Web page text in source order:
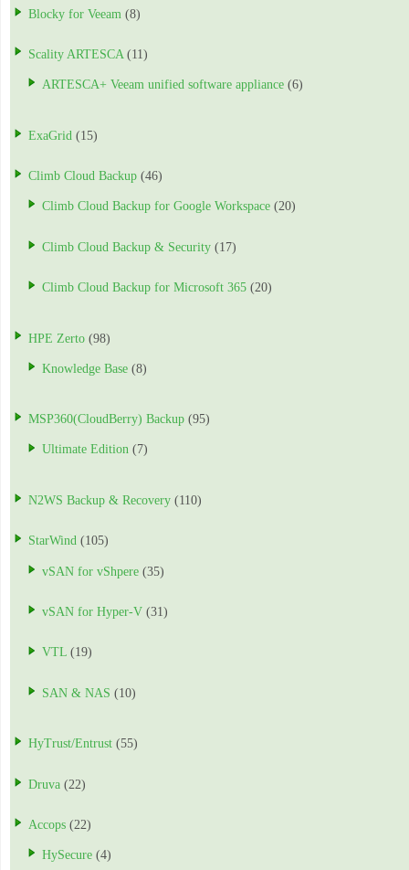
Blocky for Veeam (8)
Scality ARTESCA (11)
ARTESCA+ Veeam unified software appliance (6)
ExaGrid (15)
Climb Cloud Backup (46)
Climb Cloud Backup for Google Workspace (20)
Climb Cloud Backup & Security (17)
Climb Cloud Backup for Microsoft 365 (20)
HPE Zerto (98)
Knowledge Base (8)
MSP360(CloudBerry) Backup (95)
Ultimate Edition (7)
N2WS Backup & Recovery (110)
StarWind (105)
vSAN for vShpere (35)
vSAN for Hyper-V (31)
VTL (19)
SAN & NAS (10)
HyTrust/Entrust (55)
Druva (22)
Accops (22)
HySecure (4)